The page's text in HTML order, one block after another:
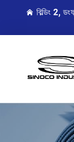
বিল্ডিং 2,